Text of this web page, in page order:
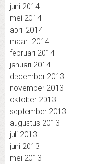
juni 2014
mei 2014
april 2014
maart 2014
februari 2014
januari 2014
december 2013
november 2013
oktober 2013
september 2013
augustus 2013
juli 2013
juni 2013
mei 2013